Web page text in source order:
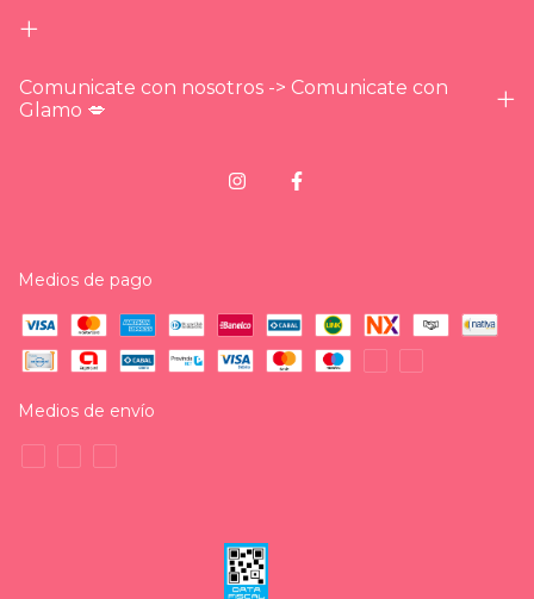
Comunicate con nosotros -> Comunicate con
Glamo 💋
Medios de pago
Medios de envío